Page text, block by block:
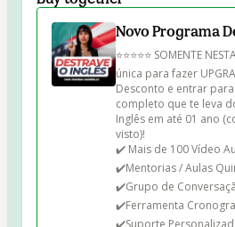
Novo Programa
⭐⭐⭐⭐⭐ SOMENTE
única para fazer
Desconto e entrar
completo que te leva
Inglês em até 01 ano
visto)!
✔️ Mais de 100 Vídeo
✔️⁠Mentorias / Aulas
✔️⁠Grupo de
✔️Ferramenta
✔️Suporte